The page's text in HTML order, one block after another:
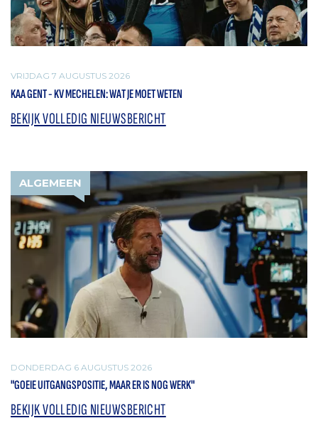
VRIJDAG 7 AUGUSTUS 2026
KAA GENT - KV MECHELEN: WAT JE MOET WETEN
BEKIJK VOLLEDIG NIEUWSBERICHT
ALGEMEEN
DONDERDAG 6 AUGUSTUS 2026
"GOEIE UITGANGSPOSITIE, MAAR ER IS NOG WERK"
BEKIJK VOLLEDIG NIEUWSBERICHT